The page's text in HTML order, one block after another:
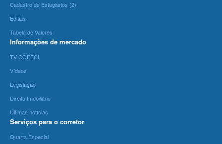
Cadastro de Estagiários (2)
Editais
Tabela de Valores
Informações de mercado
TV COFECI
Vídeos
Legislação
Direito Imobiliário
Últimas notícias
Serviços para o corretor
Quarta Especial